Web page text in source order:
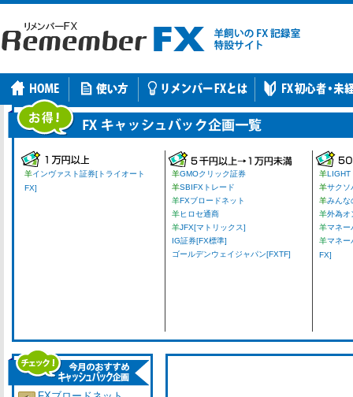
羊インヴァスト証券[トライオート
FX]
羊GMOクリック証券
羊SBIFXトレード
羊FXブロードネット
羊ヒロセ通商
羊JFX[マトリックス]
IG証券[FX標準]
ゴールデンウェイジャパン[FXTF]
羊LIGHT
羊サクソ
羊みんな
羊外為オ
羊マネー
羊マネー
FX]